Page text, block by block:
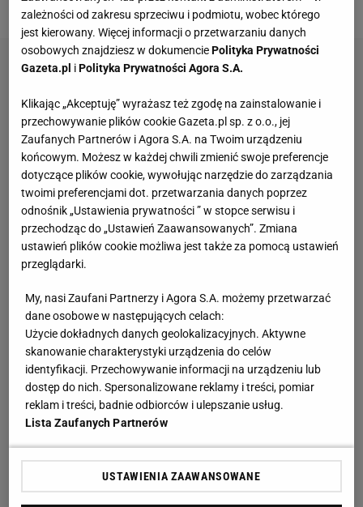
wygwizdali niemal w całości.
zależności od zakresu sprzeciwu i podmiotu, wobec którego
jest kierowany. Więcej informacji o przetwarzaniu danych
osobowych znajdziesz w dokumenciePolityka Prywatności
Gazeta.pl iPolityka Prywatności Agora S.A.
Klikając „Akceptuję” wyrażasz też zgodę na zainstalowanie i
przechowywanie plików cookie Gazeta.pl sp. z o.o., jej
Zaufanych Partnerów i Agora S.A. na Twoim urządzeniu
końcowym. Możesz w każdej chwili zmienić swoje preferencje
dotyczące plików cookie, wywołując narzędzie do zarządzania
twoimi preferencjami dot. przetwarzania danych poprzez
odnośnik „Ustawienia prywatności ” w stopce serwisu i
przechodząc do „Ustawień Zaawansowanych”. Zmiana
ustawień plików cookie możliwa jest także za pomocą ustawień
przeglądarki.
My, nasi Zaufani Partnerzy i Agora S.A. możemy przetwarzać
dane osobowe w następujących celach:
Użycie dokładnych danych geolokalizacyjnych. Aktywne
skanowanie charakterystyki urządzenia do celów
identyfikacji. Przechowywanie informacji na urządzeniu lub
dostęp do nich. Spersonalizowane reklamy i treści, pomiar
reklam i treści, badnie odbiorców i ulepszanie usług.
Lista Zaufanych Partnerów
USTAWIENIA ZAAWANSOWANE